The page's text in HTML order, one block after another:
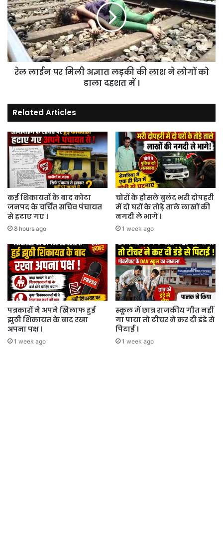
में
शिकायत
।
मिली
अज्ञात
लड़की
की
लाश
ने
लोगों
दहशत
।
रेल लाईन पर मिली अज्ञात लड़की की लाश ने लोगों को
डाला दहशत में ।
Related Articles
कई शिकायतों के बाद कोटा
जनपद के चर्चित सचिव पंचायत
से हटाए गए ।
8 hours ago
चोरों के हौसले बुलंद भरी दोपहरी
में दो घरों के तोड़े ताले लाखों की
नगदी ले भागे ।
1 week ago
पत्रकारों ने अपने खिलाफ हुई
झुठी शिकायत के बाद रखा
अपना पक्ष ।
1 week ago
स्कूल में छात्र राजकीय गीत नहीं
गा पाया तो टीचर ने कर दी डंडे से
पिटाई ।
1 week ago